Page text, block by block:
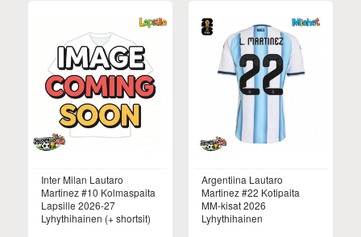
Inter Milan Lautaro
Martinez #10 Kolmaspaita
Lapsille 2026-27
Lyhythihainen (+ shortsit)
Argentiina Lautaro
Martinez #22 Kotipaita
MM-kisat 2026
Lyhythihainen